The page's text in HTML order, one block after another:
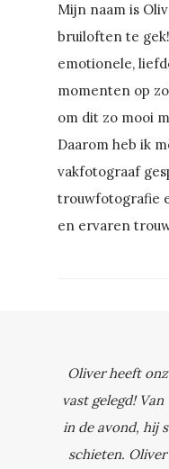
Mijn naam is
bruiloften te
emotionele,
momenten op
om dit zo mooi
Daarom heb ik
vakfotograaf
trouwfotografie
en ervaren
Oliver heeft
vast gelegd!
in de avond, hij
schieten.